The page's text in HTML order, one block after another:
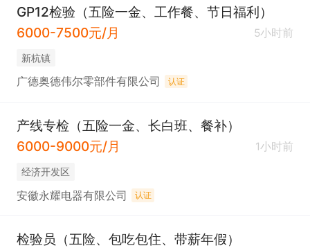
GP12检验（五险一金、工作餐、节日福利）
6000-7500元/月
5小时前
新杭镇
广德奥德伟尔零部件有限公司 认证
产线专检（五险一金、长白班、餐补）
6000-9000元/月
1小时前
经济开发区
安徽永耀电器有限公司 认证
检验员（五险、包吃包住、带薪年假）